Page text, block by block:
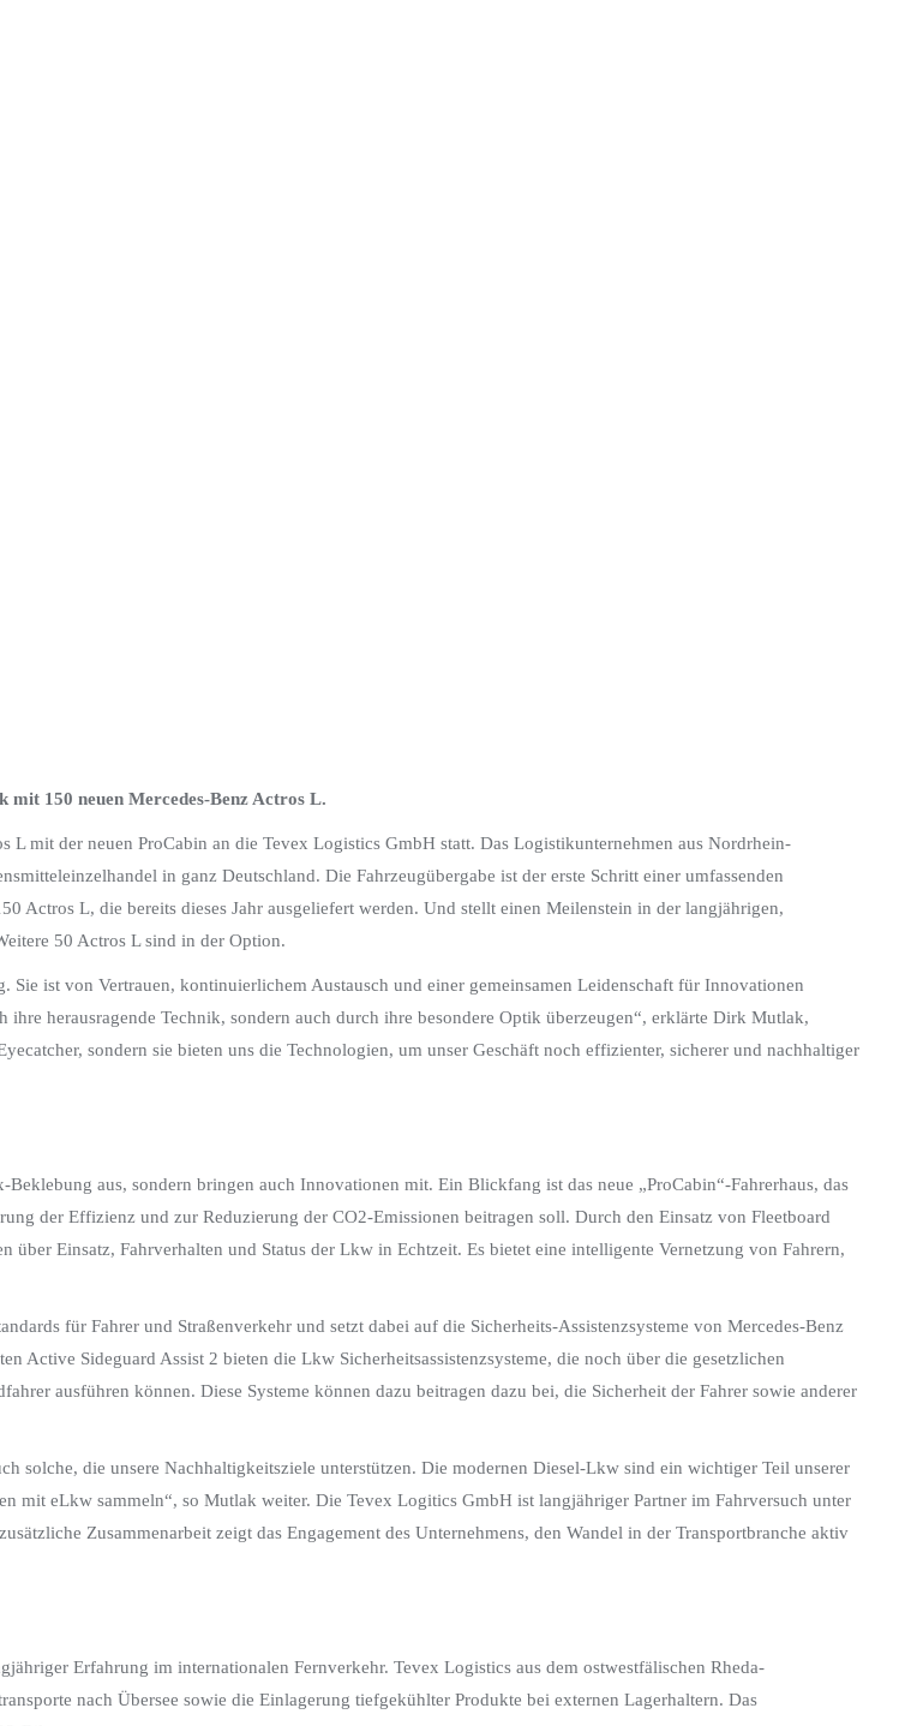
150 neuen Mercedes-Benz Actros L.
mit der neuen ProCabin an die Tevex Logistics GmbH statt. Das Logistikunternehmen aus Nordrhein-
in ganz Deutschland. Die Fahrzeugübergabe ist der erste Schritt einer umfassenden
Actros L, die bereits dieses Jahr ausgeliefert werden. Und stellt einen Meilenstein in der langjährigen,
50 Actros L sind in der Option.
Sie ist von Vertrauen, kontinuierlichem Austausch und einer gemeinsamen Leidenschaft für Innovationen
herausragende Technik, sondern auch durch ihre besondere Optik überzeugen“, erklärte Dirk Mutlak,
sondern sie bieten uns die Technologien, um unser Geschäft noch effizienter, sicherer und nachhaltiger
aus, sondern bringen auch Innovationen mit. Ein Blickfang ist das neue „ProCabin“-Fahrerhaus, das
der Effizienz und zur Reduzierung der CO2-Emissionen beitragen soll. Durch den Einsatz von Fleetboard
Einsatz, Fahrverhalten und Status der Lkw in Echtzeit. Es bietet eine intelligente Vernetzung von Fahrern,
für Fahrer und Straßenverkehr und setzt dabei auf die Sicherheits-Assistenzsysteme von Mercedes-Benz
Active Sideguard Assist 2 bieten die Lkw Sicherheitsassistenzsysteme, die noch über die gesetzlichen
ausführen können. Diese Systeme können dazu beitragen dazu bei, die Sicherheit der Fahrer sowie anderer
solche, die unsere Nachhaltigkeitsziele unterstützen. Die modernen Diesel-Lkw sind ein wichtiger Teil unserer
mit eLkw sammeln“, so Mutlak weiter. Die Tevex Logitics GmbH ist langjähriger Partner im Fahrversuch unter
Zusammenarbeit zeigt das Engagement des Unternehmens, den Wandel in der Transportbranche aktiv
Erfahrung im internationalen Fernverkehr. Tevex Logistics aus dem ostwestfälischen Rheda-
nach Übersee sowie die Einlagerung tiefgekühlter Produkte bei externen Lagerhaltern. Das